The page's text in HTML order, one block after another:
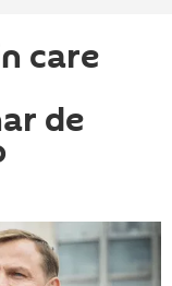
care
de